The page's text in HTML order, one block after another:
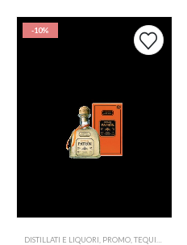
-10%
DISTILLATI E LIQUORI PROMO TEQUILA